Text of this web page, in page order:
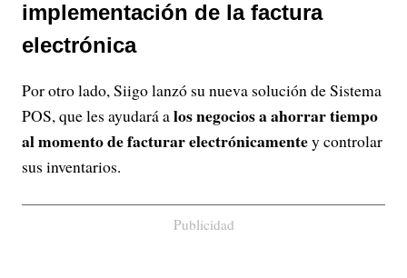
implementación de la factura
electrónica
Por otro lado, Siigo lanzó su nueva solución de Sistema
POS, que les ayudará alos negocios a ahorrar tiempo
al momento de facturar electrónicamentey controlar
sus inventarios.
Publicidad